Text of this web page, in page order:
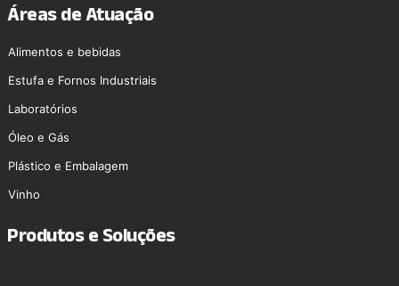
Áreas de Atuação
Alimentos e bebidas
Estufa e Fornos Industriais
Laboratórios
Óleo e Gás
Plástico e Embalagem
Vinho
Produtos e Soluções